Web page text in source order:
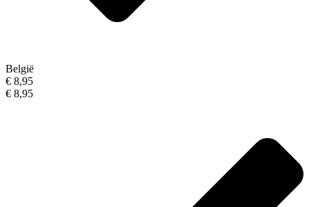
België
€ 8,95
€ 8,95